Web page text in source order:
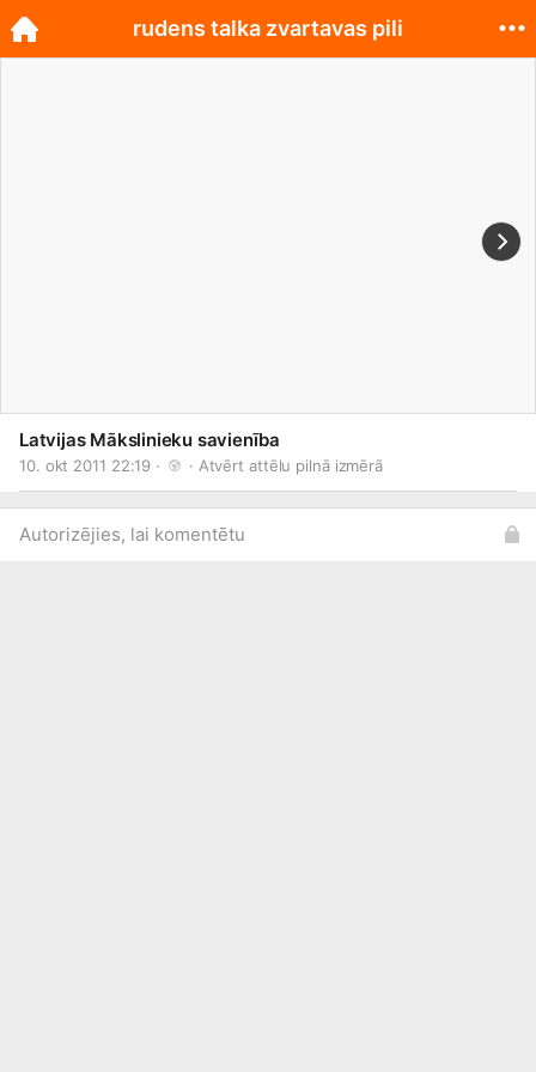
Latvijas Mākslinieku savienība
10. okt 2011 22:19 · · Atvērt attēlu pilnā izmērā
Autorizējies, lai komentētu
rudens talka zvartavas pili